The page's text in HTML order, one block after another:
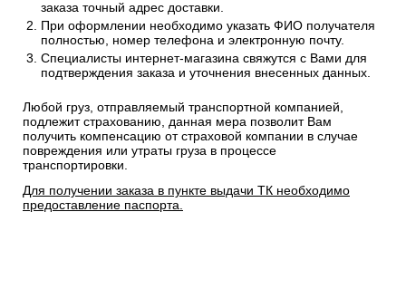
Для расчета стоимости доставки Вам необходимо
оформить заказ на выбранные товары, указав в форме
заказа точный адрес доставки.
При оформлении необходимо указать ФИО получателя
Специалисты интернет-магазина свяжутся с Вами для
подтверждения заказа и уточнения внесенных данных.
Любой груз, отправляемый транспортной компанией,
подлежит страхованию, данная мера позволит Вам
получить компенсацию от страховой компании в случае
повреждения или утраты груза в процессе
транспортировки.